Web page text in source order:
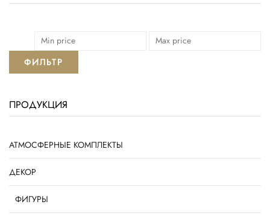
ФИЛЬТР
ПРОДУКЦИЯ
АТМОСФЕРНЫЕ КОМПЛЕКТЫ
ДЕКОР
ФИГУРЫ